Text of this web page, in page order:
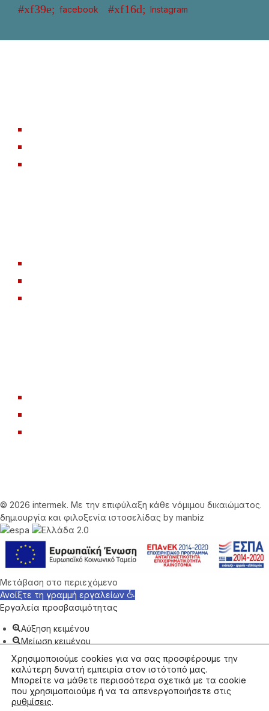
facebook Instagram
© 2026 intermek. Με την επιφύλαξη κάθε νόμιμου δικαιώματος.
δημιουργία και φιλοξενία ιστοσελίδας by manbiz
Χρησιμοποιούμε cookies για να σας προσφέρουμε την
καλύτερη δυνατή εμπειρία στον ιστότοπό μας.
Μπορείτε να μάθετε περισσότερα σχετικά με τα cookie
που χρησιμοποιούμε ή να τα απενεργοποιήσετε στις
ρυθμίσεις.
Μετάβαση στο περιεχόμενο
Ανοίξτε τη γραμμή εργαλείων
Εργαλεία προσβασιμότητας
Αύξηση κειμένου
Μείωση κειμένου
Κλίμακα Γκρι
Υψηλή Αντίθεση
Αρνητική Αντίθεση
Ανοιχτόχρωμο φόντο
Υπογραμμίσεις συνδέσμων